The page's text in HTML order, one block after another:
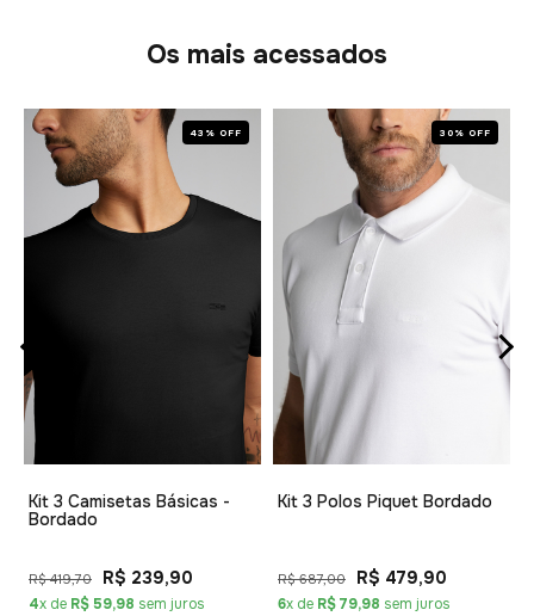
Os mais acessados
43% OFF
Kit 3 Camisetas Básicas -
Bordado
R$ 419,70 R$ 239,90
4x de R$ 59,98 sem juros
30% OFF
Kit 3 Polos Piquet Bordado
R$ 687,00 R$ 479,90
6x de R$ 79,98 sem juros